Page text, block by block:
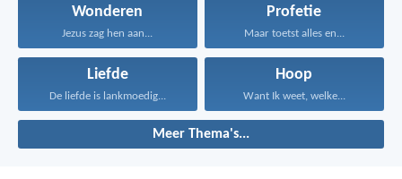
Wonderen
Jezus zag hen aan...
Profetie
Maar toetst alles en...
Liefde
De liefde is lankmoedig...
Hoop
Want Ik weet, welke...
Meer Thema's...